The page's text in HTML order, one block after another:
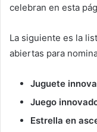
celebran en esta
La siguiente es la
abiertas para
Juguete
Juego
Estrella en